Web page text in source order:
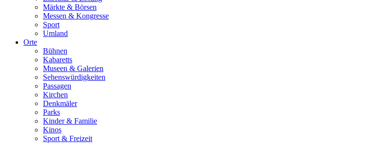
Märkte & Börsen
Messen & Kongresse
Sport
Umland
Orte
Bühnen
Kabaretts
Museen & Galerien
Sehenswürdigkeiten
Passagen
Kirchen
Denkmäler
Parks
Kinder & Familie
Kinos
Sport & Freizeit